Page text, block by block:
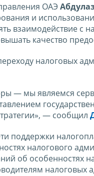
ОАЭ
и
взаимодействие с
качество
налоговых
— мы являемся
— сообщил
поддержки
налогового
об особенностях
налоговых